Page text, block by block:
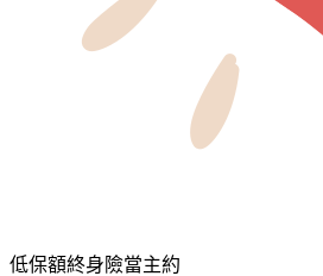
低保額終身險當主約